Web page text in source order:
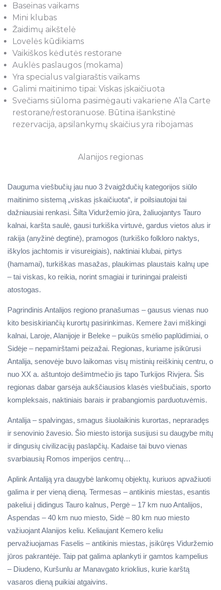
Baseinas vaikams
Mini klubas
Žaidimų aikštelė
Lovelės kūdikiams
Vaikiškos kėdutės restorane
Auklės paslaugos (mokama)
Yra specialus valgiaraštis vaikams
Galimi maitinimo tipai: Viskas įskaičiuota
Svečiams siūloma pasimėgauti vakariene A’la Carte
restorane/restoranuose. Būtina išankstinė
rezervacija, apsilankymų skaičius yra ribojamas
Alanijos regionas
Dauguma viešbučių jau nuo 3 žvaigždučių kategorijos siūlo
maitinimo sistemą „viskas įskaičiuota“, ir poilsiautojai tai
dažniausiai renkasi. Šilta Viduržemio jūra, žaliuojantys Tauro
kalnai, karšta saulė, gausi turkiška virtuvė, gardus vietos alus ir
rakija (anyžinė degtinė), pramogos (turkiško folkloro naktys,
iškylos jachtomis ir visureigiais), naktiniai klubai, pirtys
(hamamai), turkiškas masažas, plaukimas plaustais kalnų upe
– tai viskas, ko reikia, norint smagiai ir turiningai praleisti
atostogas.
Pagrindinis Antalijos regiono pranašumas – gausus vienas nuo
kito besiskiriančių kurortų pasirinkimas. Kemere žavi miškingi
kalnai, Laroje, Alanijoje ir Beleke – puikūs smėlio paplūdimiai, o
Sidėje – nepamirštami peizažai. Regionas, kuriame įsikūrusi
Antalija, senovėje buvo laikomas visų mistinių reiškinių centru, o
nuo XX a. aštuntojo dešimtmečio jis tapo Turkijos Rivjera. Šis
regionas dabar garsėja aukščiausios klasės viešbučiais, sporto
kompleksais, naktiniais barais ir prabangiomis parduotuvėmis.
Antalija – spalvingas, smagus šiuolaikinis kurortas, nepraradęs
ir senovinio žavesio. Šio miesto istorija susijusi su daugybe mitų
ir dingusių civilizacijų paslapčių. Kadaise tai buvo vienas
svarbiausių Romos imperijos centrų…
Aplink Antaliją yra daugybė lankomų objektų, kuriuos apvažiuoti
galima ir per vieną dieną. Termesas – antikinis miestas, esantis
pakeliui į didingus Tauro kalnus, Pergė – 17 km nuo Antalijos,
Aspendas – 40 km nuo miesto, Sidė – 80 km nuo miesto
važiuojant Alanijos keliu. Keliaujant Kemero keliu
pervažiuojamas Faselis – antikinis miestas, įsikūręs Viduržemio
jūros pakrantėje. Taip pat galima aplankyti ir gamtos kampelius
– Diudeno, Kuršunlu ar Manavgato krioklius, kurie karštą
vasaros dieną puikiai atgaivins.